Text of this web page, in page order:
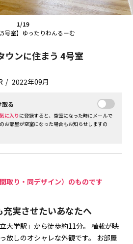
1/19
5号室】ゆったりわんるーむ
ウンに住まう 4号室
2022年09月
取る
に入り に登録すると、空室になった時にメールで
お部屋が空室になった場合もお知らせしますの
取り・同デザイン）のものです
実させたいあなたへ
大学駅」から徒歩約11分。
植栽が映
放しのオシャレな外観です。
お部屋